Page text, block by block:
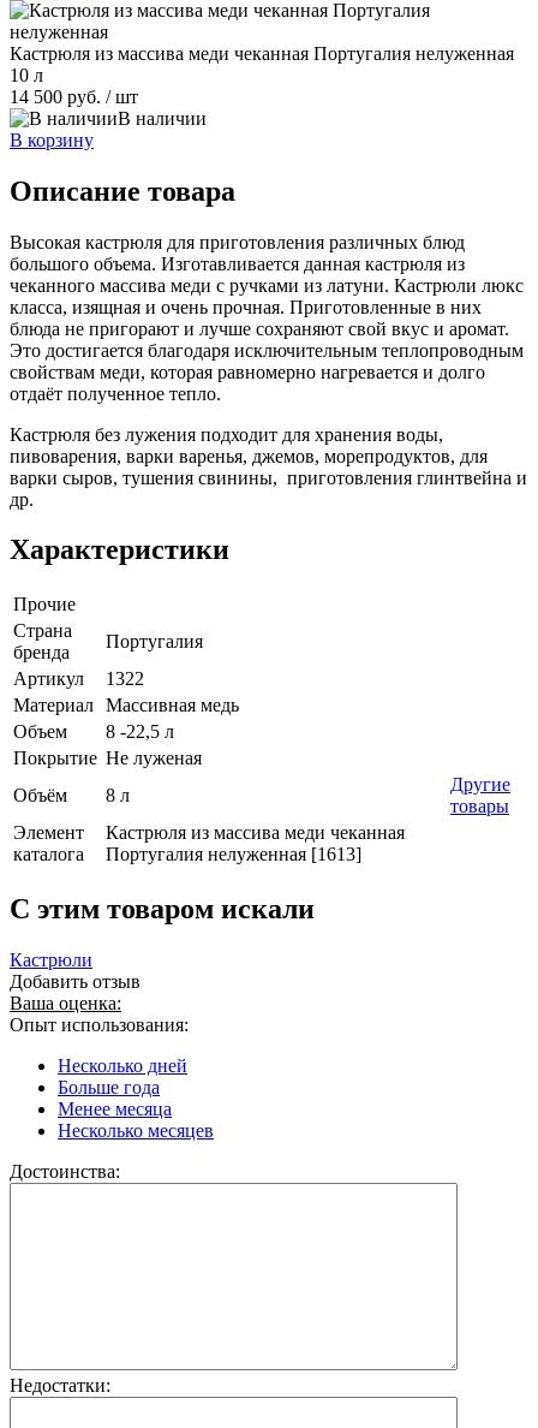
Кастрюля из массива меди чеканная Португалия нелуженная
10 л
14 500 руб. / шт
В наличии
В корзину
Описание товара
Высокая кастрюля для приготовления различных блюд
большого объема. Изготавливается данная кастрюля из
чеканного массива меди с ручками из латуни. Кастрюли люкс
класса, изящная и очень прочная. Приготовленные в них
блюда не пригорают и лучше сохраняют свой вкус и аромат.
Это достигается благодаря исключительным теплопроводным
свойствам меди, которая равномерно нагревается и долго
отдаёт полученное тепло.
Кастрюля без лужения подходит для хранения воды,
пивоварения, варки варенья, джемов, морепродуктов, для
варки сыров, тушения свинины, приготовления глинтвейна и
др.
Характеристики
Прочие
Страна
бренда
Португалия
Артикул
1322
Материал Массивная медь
Объем
8 -22,5 л
Покрытие Не луженая
Объём
8 л
Другие
товары
Элемент
каталога
Кастрюля из массива меди чеканная
Португалия нелуженная [1613]
C этим товаром искали
Кастрюли
Добавить отзыв
Ваша оценка:
Опыт использования:
Несколько дней
Больше года
Менее месяца
Несколько месяцев
Достоинства:
Недостатки: